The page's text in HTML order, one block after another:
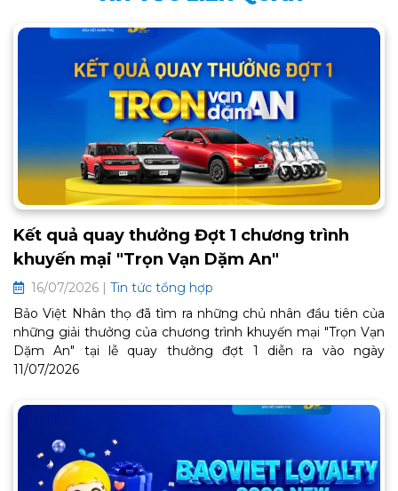
Kết quả quay thưởng Đợt 1 chương trình
khuyến mại "Trọn Vạn Dặm An"
16/07/2026 | Tin tức tổng hợp
Bảo Việt Nhân thọ đã tìm ra những chủ nhân đầu tiên của
những giải thưởng của chương trình khuyến mại "Trọn Vạn
Dặm An" tại lễ quay thưởng đợt 1 diễn ra vào ngày
11/07/2026